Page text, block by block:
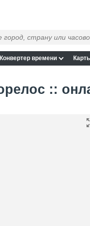
Конвертер времени
::